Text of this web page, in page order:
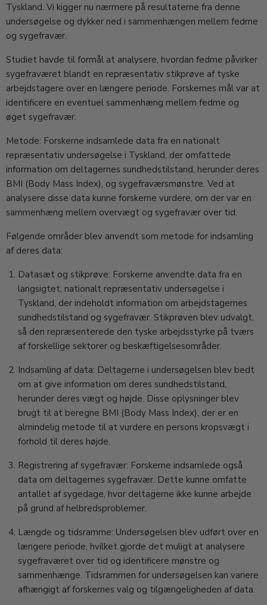
Tyskland. Vi kigger nu nærmere på resultaterne fra denne
undersøgelse og dykker ned i sammenhængen mellem fedme
og sygefravær.
Studiet havde til formål at analysere, hvordan fedme påvirker
sygefraværet blandt en repræsentativ stikprøve af tyske
arbejdstagere over en længere periode. Forskernes mål var at
identificere en eventuel sammenhæng mellem fedme og
øget sygefravær.
Metode: Forskerne indsamlede data fra en nationalt
repræsentativ undersøgelse i Tyskland, der omfattede
information om deltagernes sundhedstilstand, herunder deres
BMI (Body Mass Index), og sygefraværsmønstre. Ved at
analysere disse data kunne forskerne vurdere, om der var en
sammenhæng mellem overvægt og sygefravær over tid.
Følgende områder blev anvendt som metode for indsamling
af deres data:
Datasæt og stikprøve: Forskerne anvendte data fra en
langsigtet, nationalt repræsentativ undersøgelse i
Tyskland, der indeholdt information om arbejdstagernes
sundhedstilstand og sygefravær. Stikprøven blev udvalgt,
så den repræsenterede den tyske arbejdsstyrke på tværs
af forskellige sektorer og beskæftigelsesområder.
Indsamling af data: Deltagerne i undersøgelsen blev bedt
om at give information om deres sundhedstilstand,
herunder deres vægt og højde. Disse oplysninger blev
brugt til at beregne BMI (Body Mass Index), der er en
almindelig metode til at vurdere en persons kropsvægt i
forhold til deres højde.
Registrering af sygefravær: Forskerne indsamlede også
data om deltagernes sygefravær. Dette kunne omfatte
antallet af sygedage, hvor deltagerne ikke kunne arbejde
på grund af helbredsproblemer.
Længde og tidsramme: Undersøgelsen blev udført over en
længere periode, hvilket gjorde det muligt at analysere
sygefraværet over tid og identificere mønstre og
sammenhænge. Tidsrammen for undersøgelsen kan variere
afhængigt af forskernes valg og tilgængeligheden af data.